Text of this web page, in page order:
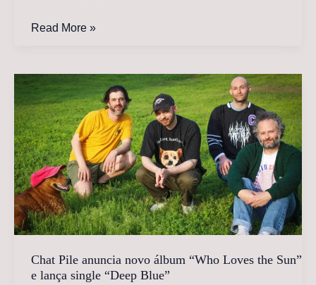
Gilla
novo
álbum
“Pugnello”
e
lança
o
single
“Placeholder”
Read More »
Chat Pile anuncia novo álbum “Who Loves the Sun”
e lança single “Deep Blue”